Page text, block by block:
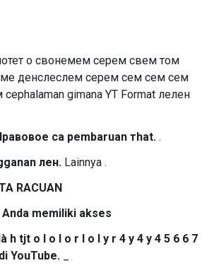
о свонемем серем свем том
денслеслем серем сем сем сем
gimana YT Format лелен
са pembaruan тhat. .
лен. Lainnya .
RACUAN
Anda memiliki akses
h tjt o l o l o r l o l y r 4 y 4 y 4 5 6 6 7
YouTube.